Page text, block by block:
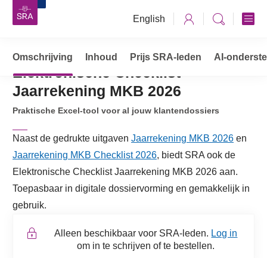
English
Advisering
Elektronische Checklist
Jaarrekening MKB 2026
Praktische Excel-tool voor al jouw klantendossiers
Naast de gedrukte uitgaven Jaarrekening MKB 2026 en
Jaarrekening MKB Checklist 2026, biedt SRA ook de
Elektronische Checklist Jaarrekening MKB 2026 aan.
Toepasbaar in digitale dossiervorming en gemakkelijk in
gebruik.
Alleen beschikbaar voor SRA-leden. Log in
om in te schrijven of te bestellen.
Omschrijving Inhoud Prijs SRA-leden AI-